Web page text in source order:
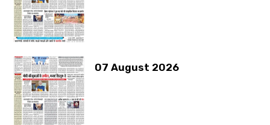
07 August 2026